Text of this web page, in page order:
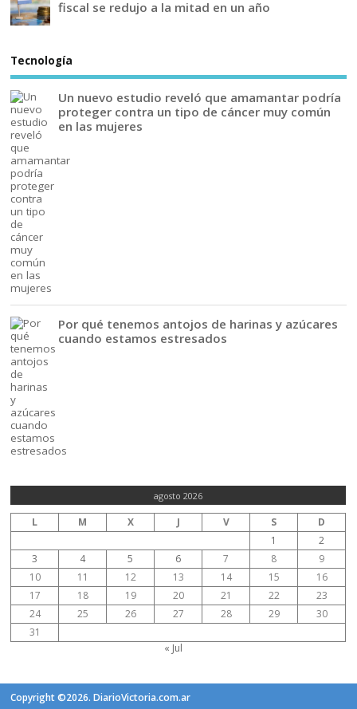
fiscal se redujo a la mitad en un año
Tecnología
Un nuevo estudio reveló que amamantar podría
proteger contra un tipo de cáncer muy común
en las mujeres
Por qué tenemos antojos de harinas y azúcares
cuando estamos estresados
agosto 2026
L M X J V S
D
1
2
3
4 5 6 7 8
9
10
11 12 13 14 15
16
17
18 19 20 21 22
23
24
25 26 27 28 29
30
31
« Jul
Copyright ©2026. DiarioVictoria.com.ar